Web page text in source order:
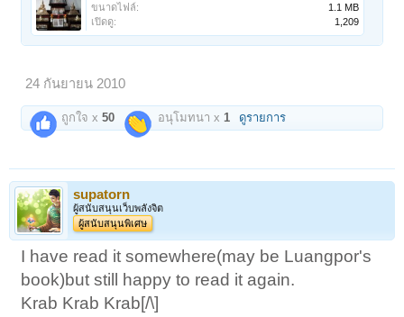
ขนาดไฟล์:
1.1 MB
เปิดดู:
1,209
24 กันยายน 2010
ถูกใจ x50 อนุโมทนา x 1 ดูรายการ
supatorn
ผู้สนับสนุนเว็บพลังจิต
ผู้สนับสนุนพิเศษ
I have read it somewhere(may be Luangpor's
book)but still happy to read it again.
Krab Krab Krab[/\]